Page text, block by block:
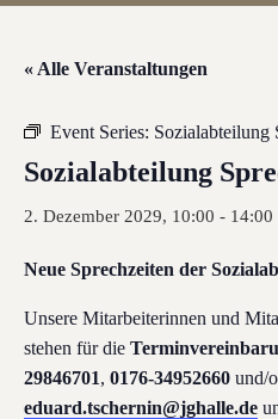
« Alle Veranstaltungen
Event Series: Sozialabteilung
Sozialabteilung
2. Dezember 2029, 10:00 - 14:00
Neue Sprechzeiten der
Unsere Mitarbeiterinnen und
stehen für die
29846701, 0176-34952660 und/
eduard.tschernin@jghalle.de